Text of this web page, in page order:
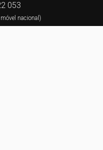
053
nacional)